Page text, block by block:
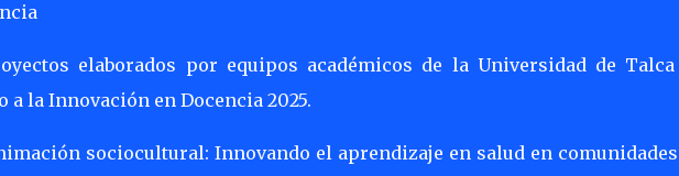
elaborados por equipos académicos de la Universidad de Talca
la Innovación en Docencia 2025.
sociocultural: Innovando el aprendizaje en salud en